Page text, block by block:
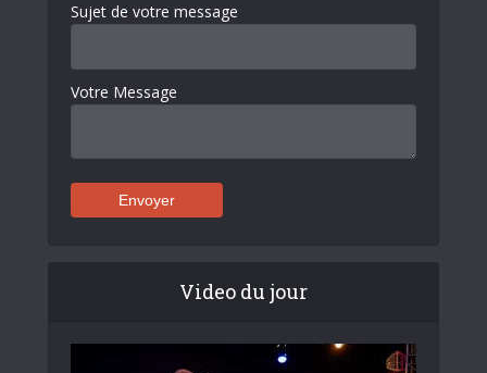
Sujet de votre message
Votre Message
Video du jour